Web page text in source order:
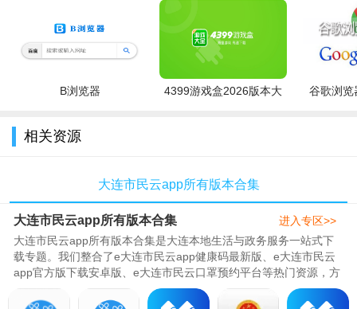
1.通过千人千面、语音导航、智能问答、人脸识别等功能集
成，凭借我省现有政务服务系统建设的坚实基础，实现政务服务
事项“智能办”， “一个平台，全都拥有”。
势，将政务服务事项嵌入智慧柜员机中去，积极发挥银行渠道的
辐射作用，实现政务服务事项“身边办”；
3.个人和企业在获取政务服务的基础上，享受各类应用资源提
供的便民应用服务，实现政务服务事项“随时办”，全面提高社会
公众的体验感和满意度。
4.“辽事通APP”以审批更简、服务更优、一网通办、优化营商
为根本出发点，通过促进数据互联互通、拓展便民服务办理渠
道、引入前沿创新技术、优化事项办理流程，积极推动服务上网
B浏览器
4399游戏盒2026版本大
谷歌浏览
相关资源
大连市民云app所有版本合集
大连市民云app所有版本合集
大连市民云app所有版本合集是大连本地生活与政务服务一站式下
载专题。我们整合了e大连市民云app健康码最新版、e大连市民云
app官方版下载安卓版、e大连市民云口罩预约平台等热门资源，方
便用户随时进行健康打卡、口罩..
进入专区>>